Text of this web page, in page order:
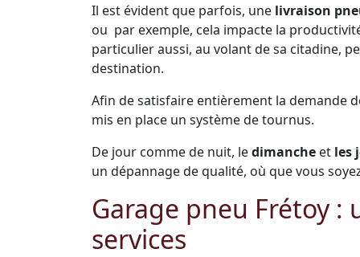
Il est évident que parfois, une livraison
ou par exemple, cela impacte la
particulier aussi, au volant de sa citadine,
destination.
Afin de satisfaire entièrement la demande
mis en place un système de tournus.
De jour comme de nuit, ledimanche et les
un dépannage de qualité, où que vous
Garage pneu Frétoy
services